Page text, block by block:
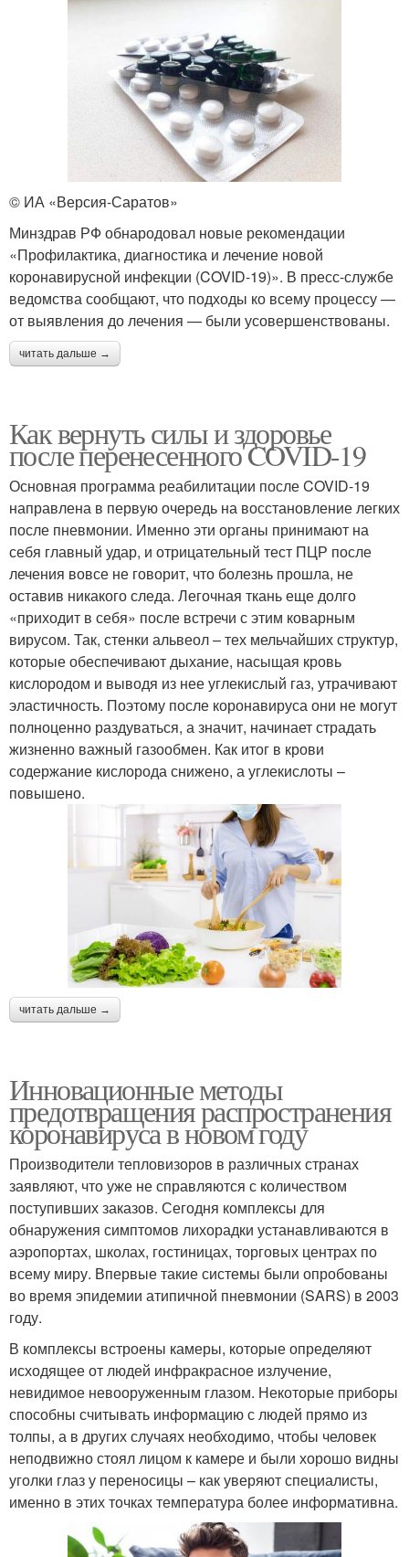
© ИА «Версия-Саратов»
Минздрав РФ обнародовал новые рекомендации
«Профилактика, диагностика и лечение новой
коронавирусной инфекции (COVID-19)». В пресс-службе
ведомства сообщают, что подходы ко всему процессу —
от выявления до лечения — были усовершенствованы.
читать дальше →
Как вернуть силы и здоровье
после перенесенного COVID-19
Основная программа реабилитации после COVID-19
направлена в первую очередь на восстановление легких
после пневмонии. Именно эти органы принимают на
себя главный удар, и отрицательный тест ПЦР после
лечения вовсе не говорит, что болезнь прошла, не
оставив никакого следа. Легочная ткань еще долго
«приходит в себя» после встречи с этим коварным
вирусом. Так, стенки альвеол – тех мельчайших структур,
которые обеспечивают дыхание, насыщая кровь
кислородом и выводя из нее углекислый газ, утрачивают
эластичность. Поэтому после коронавируса они не могут
полноценно раздуваться, а значит, начинает страдать
жизненно важный газообмен. Как итог в крови
содержание кислорода снижено, а углекислоты –
повышено.
читать дальше →
Инновационные методы
предотвращения распространения
коронавируса в новом году
Производители тепловизоров в различных странах
заявляют, что уже не справляются с количеством
поступивших заказов. Сегодня комплексы для
обнаружения симптомов лихорадки устанавливаются в
аэропортах, школах, гостиницах, торговых центрах по
всему миру. Впервые такие системы были опробованы
во время эпидемии атипичной пневмонии (SARS) в 2003
году.
В комплексы встроены камеры, которые определяют
исходящее от людей инфракрасное излучение,
невидимое невооруженным глазом. Некоторые приборы
способны считывать информацию с людей прямо из
толпы, а в других случаях необходимо, чтобы человек
неподвижно стоял лицом к камере и были хорошо видны
уголки глаз у переносицы – как уверяют специалисты,
именно в этих точках температура более информативна.